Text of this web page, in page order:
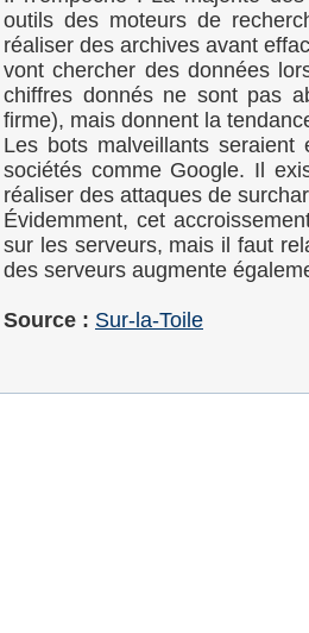
outils des moteurs de
réaliser des archives avant
vont chercher des données
chiffres donnés ne sont pas
firme), mais donnent la
Les bots malveillants
sociétés comme Google. Il
réaliser des attaques de
Évidemment, cet
sur les serveurs, mais il faut
des serveurs augmente
Source : Sur-la-Toile